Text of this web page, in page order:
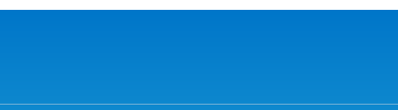
concernées par la prévision
: 20 au 26 avril (semaine en cours)